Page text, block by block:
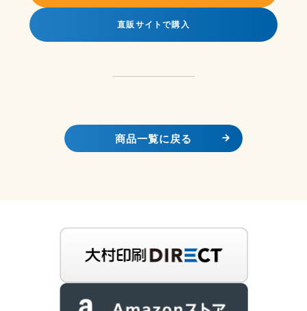
直販サイトで購入
商品一覧に戻る